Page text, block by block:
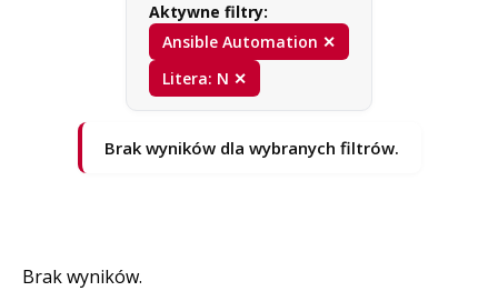
Aktywne filtry:
Ansible Automation ✕
Litera: N ✕
Brak wyników dla wybranych filtrów.
Brak wyników.